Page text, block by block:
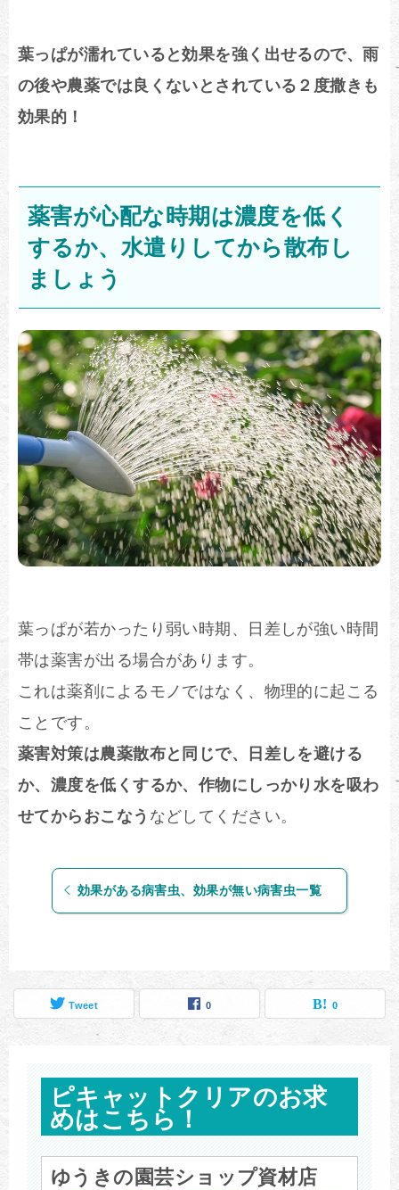
葉っぱが濡れていると効果を強く出せるので、雨
の後や農薬では良くないとされている２度撒きも
効果的！
薬害が心配な時期は濃度を低く
するか、水遣りしてから散布し
ましょう
葉っぱが若かったり弱い時期、日差しが強い時間
帯は薬害が出る場合があります。
これは薬剤によるモノではなく、物理的に起こる
ことです。
薬害対策は農薬散布と同じで、日差しを避ける
か、濃度を低くするか、作物にしっかり水を吸わ
せてからおこなう などしてください。
効果がある病害虫、効果が無い病害虫一覧
Tweet 0 0
ピキャットクリアのお求
めはこちら！
ゆうきの園芸ショップ資材店